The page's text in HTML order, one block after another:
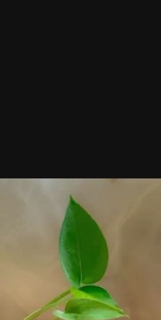
डिजाइन आलता
को सजाने के लिए वॉटरप्रूफ
ये मिनटों में पैरों को सजा देंगे।